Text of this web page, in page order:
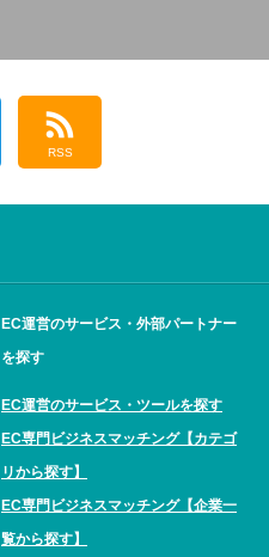
RSS
EC運営のサービス・外部パートナー
を探す
EC運営のサービス・ツールを探す
EC専門ビジネスマッチング【カテゴ
リから探す】
EC専門ビジネスマッチング【企業一
覧から探す】